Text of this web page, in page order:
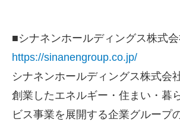
■シナネンホールディングス株式
https://sinanengroup.co.jp/
シナネンホールディングス株式会
創業したエネルギー・住まい・暮
ビス事業を展開する企業グループ